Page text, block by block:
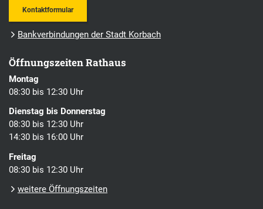
Kontaktformular
Bankverbindungen der Stadt Korbach
Öffnungszeiten Rathaus
Montag
08:30 bis 12:30 Uhr
Dienstag bis Donnerstag
08:30 bis 12:30 Uhr
14:30 bis 16:00 Uhr
Freitag
08:30 bis 12:30 Uhr
weitere Öffnungszeiten